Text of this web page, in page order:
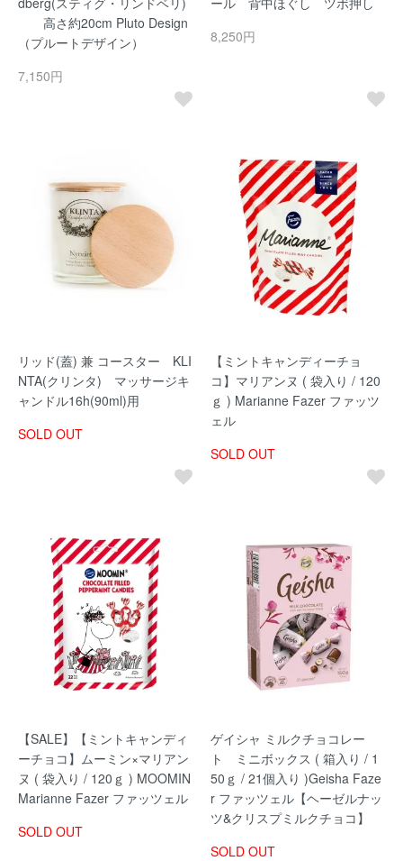
高さ約20cm Pluto Design
（プルートデザイン）
7,150円
8,250円
リッド(蓋) 兼 コースター KLI
NTA(クリンタ) マッサージキ
ャンドル16h(90ml)用
SOLD OUT
【ミントキャンディーチョ
コ】マリアンヌ ( 袋入り / 120
ｇ ) Marianne Fazer ファッツ
ェル
SOLD OUT
【SALE】【ミントキャンディ
ーチョコ】ムーミン×マリアン
ヌ ( 袋入り / 120ｇ ) MOOMIN
Marianne Fazer ファッツェル
SOLD OUT
ゲイシャ ミルクチョコレー
ト ミニボックス ( 箱入り / 1
50ｇ / 21個入り )Geisha Faze
r ファッツェル【ヘーゼルナッ
ツ&クリスプミルクチョコ】
SOLD OUT